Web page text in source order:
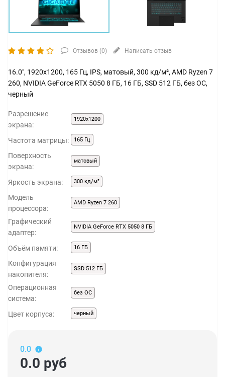
Отзывов (0) Написать отзыв
16.0", 1920x1200, 165 Гц, IPS, матовый, 300 кд/м², AMD Ryzen 7
260, NVIDIA GeForce RTX 5050 8 ГБ, 16 ГБ, SSD 512 ГБ, без ОС,
черный
Разрешение
экрана:
1920x1200
Частота матрицы: 165 Гц
Поверхность
экрана:
матовый
Яркость экрана: 300 кд/м²
Модель
процессора:
AMD Ryzen 7 260
Графический
адаптер:
NVIDIA GeForce RTX 5050 8 ГБ
Объём памяти: 16 ГБ
Конфигурация
накопителя:
SSD 512 ГБ
Операционная
система:
без ОС
Цвет корпуса: черный
0.0
0.0 руб